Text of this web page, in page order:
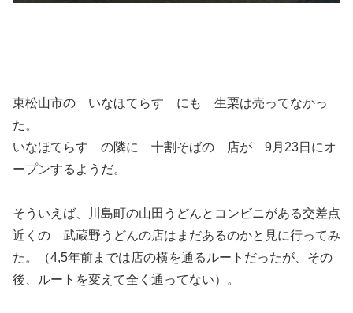
東松山市の いなほてらす にも 生栗は売ってなかっ
た。
いなほてらす の隣に 十割そばの 店が 9月23日にオ
ープンするようだ。
そういえば、川島町の山田うどんとコンビニがある交差点
近くの 武蔵野うどんの店はまだあるのかと見に行ってみ
た。（4,5年前までは店の横を通るルートだったが、その
後、ルートを変えて全く通ってない）。